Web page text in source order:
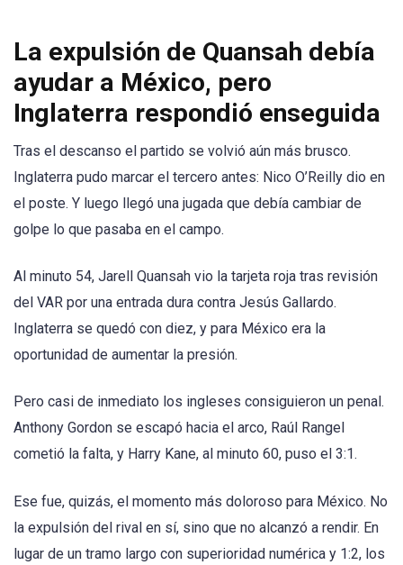
La expulsión de Quansah debía
ayudar a México, pero
Inglaterra respondió enseguida
Tras el descanso el partido se volvió aún más brusco.
Inglaterra pudo marcar el tercero antes: Nico O’Reilly dio en
el poste. Y luego llegó una jugada que debía cambiar de
golpe lo que pasaba en el campo.
Al minuto 54, Jarell Quansah vio la tarjeta roja tras revisión
del VAR por una entrada dura contra Jesús Gallardo.
Inglaterra se quedó con diez, y para México era la
oportunidad de aumentar la presión.
Pero casi de inmediato los ingleses consiguieron un penal.
Anthony Gordon se escapó hacia el arco, Raúl Rangel
cometió la falta, y Harry Kane, al minuto 60, puso el 3:1.
Ese fue, quizás, el momento más doloroso para México. No
la expulsión del rival en sí, sino que no alcanzó a rendir. En
lugar de un tramo largo con superioridad numérica y 1:2, los